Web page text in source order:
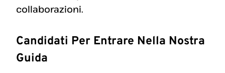
collaborazioni.
Candidati Per Entrare Nella Nostra
Guida